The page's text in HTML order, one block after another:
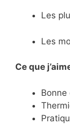
Les
Les
Ce que
Bonne